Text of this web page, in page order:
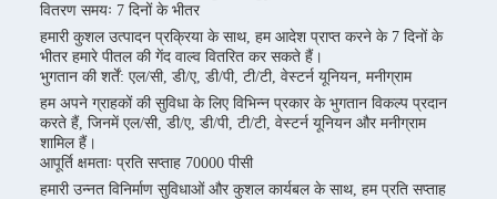
वितरण समयः 7 दिनों के भीतर
हमारी कुशल उत्पादन प्रक्रिया के साथ, हम आदेश प्राप्त करने के 7 दिनों के
भीतर हमारे पीतल की गेंद वाल्व वितरित कर सकते हैं।
भुगतान की शर्तें: एल/सी, डी/ए, डी/पी, टी/टी, वेस्टर्न यूनियन, मनीग्राम
हम अपने ग्राहकों की सुविधा के लिए विभिन्न प्रकार के भुगतान विकल्प प्रदान
करते हैं, जिनमें एल/सी, डी/ए, डी/पी, टी/टी, वेस्टर्न यूनियन और मनीग्राम
शामिल हैं।
आपूर्ति क्षमताः प्रति सप्ताह 70000 पीसी
हमारी उन्नत विनिर्माण सुविधाओं और कुशल कार्यबल के साथ, हम प्रति सप्ताह